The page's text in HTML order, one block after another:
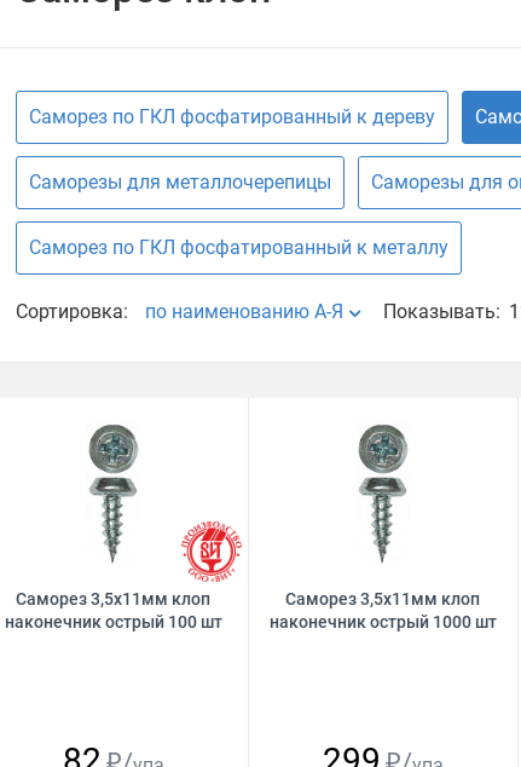
Саморез по ГКЛ фосфатированный к дереву
Саморезы для металлочерепицы Саморезы для
Саморез по ГКЛ фосфатированный к металлу
Сортировка: по наименованию А-Я Показывать:
Саморез 3,5х11мм клоп
наконечник острый 100 шт
Саморез 3,5х11мм клоп
наконечник острый 1000 шт